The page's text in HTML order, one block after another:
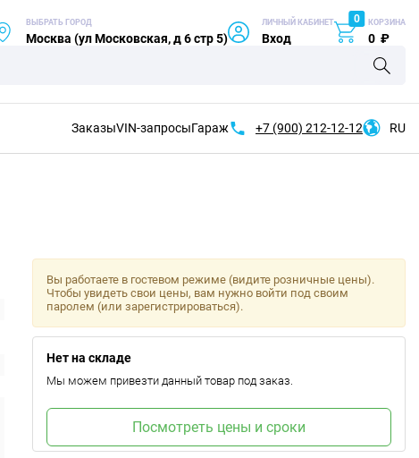
ВЫБРАТЬ ГОРОД
Москва (ул Московская, д 6 стр 5)
ЛИЧНЫЙ КАБИНЕТ
Вход
0 КОРЗИНА
0 ₽
ЗаказыVIN-запросыГараж +7 (900) 212-12-12 RU
Вы работаете в гостевом режиме (видите розничные цены).
Чтобы увидеть свои цены, вам нужно войти под своим
паролем (или зарегистрироваться).
Нет на складе
Мы можем привезти данный товар под заказ.
Посмотреть цены и сроки